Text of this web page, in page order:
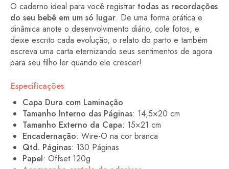
O caderno ideal para você registrar todas as recordações
do seu bebê em um só lugar. De uma forma prática e
dinâmica anote o desenvolvimento diário, cole fotos, e
deixe escrito cada evolução, o relato do parto e também
escreva uma carta eternizando seus sentimentos de agora
para seu filho ler quando ele crescer!
Especificações
Capa Dura com Laminação
Tamanho Interno das Páginas: 14,5×20 cm
Tamanho Externo da Capa: 15×21 cm
Encadernação: Wire-O na cor branca
Qtd. Páginas: 130 Páginas
Papel: Offset 120g